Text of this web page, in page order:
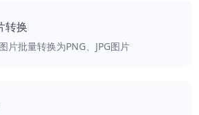
转换
片批量转换为PNG、JPG图片